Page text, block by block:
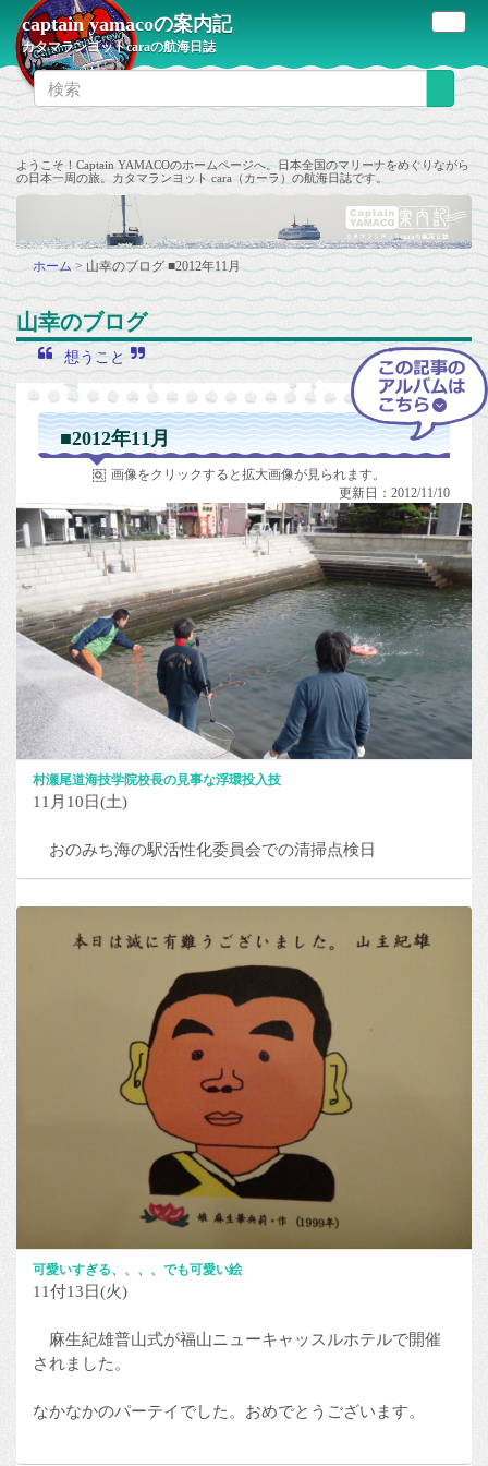
captain yamacoの案内記
カタマランヨットcaraの航海日誌
ようこそ！Captain YAMACOのホームページへ。日本全国のマリーナをめぐりながら
の日本一周の旅。カタマランヨット cara（カーラ）の航海日誌です。
ホーム > 山幸のブログ■2012年11月
山幸のブログ
想うこと
■2012年11月
画像をクリックすると拡大画像が見られます。
更新日：2012/11/10
村瀬尾道海技学院校長の見事な浮環投入技
11月10日(土)
おのみち海の駅活性化委員会での清掃点検日
可愛いすぎる、、、、でも可愛い絵
11付13日(火)
麻生紀雄普山式が福山ニューキャッスルホテルで開催
されました。
なかなかのパーテイでした。おめでとうございます。